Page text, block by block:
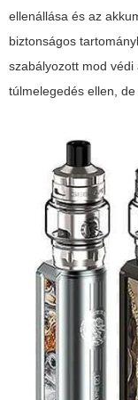
ellenállása és az
biztonságos
szabályozott mod
túlmelegedés ellen, de